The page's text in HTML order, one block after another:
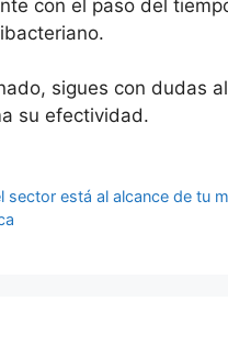
con el paso del
sigues con dudas
su efectividad.
está al alcance de tu